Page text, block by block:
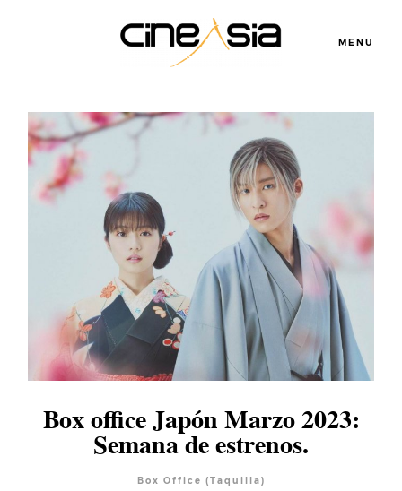
MENU
Box office Japón Marzo 2023:
Semana de estrenos.
Box Office (Taquilla)